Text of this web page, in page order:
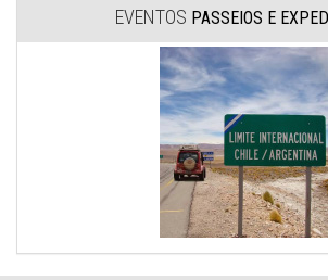
EVENTOS PASSEIOS E